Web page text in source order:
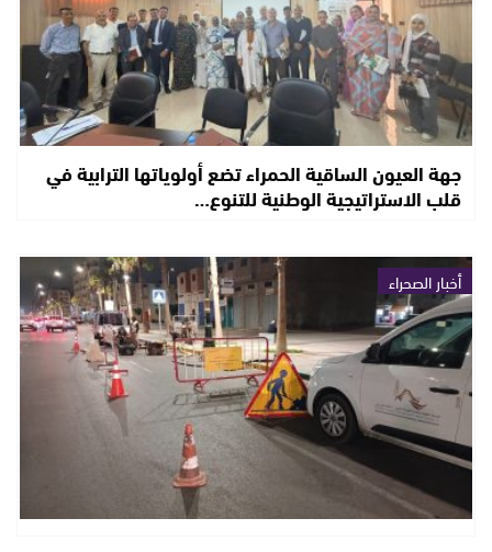
جهة العيون الساقية الحمراء تضع أولوياتها الترابية في
قلب الاستراتيجية الوطنية للتنوع…
أخبار الصحراء